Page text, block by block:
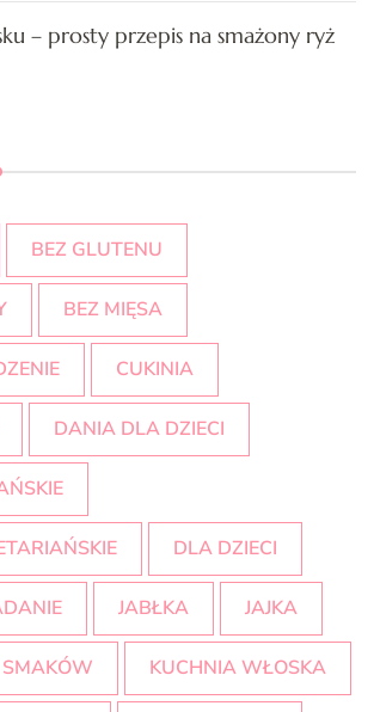
– prosty przepis na smażony ryż
BEZ GLUTENU
BEZ MIĘSA
CUKINIA
DANIA DLA DZIECI
DLA DZIECI
JABŁKA JAJKA
KUCHNIA WŁOSKA